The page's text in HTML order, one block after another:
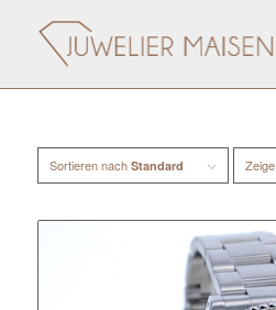
Sortieren nach Standard Zeige